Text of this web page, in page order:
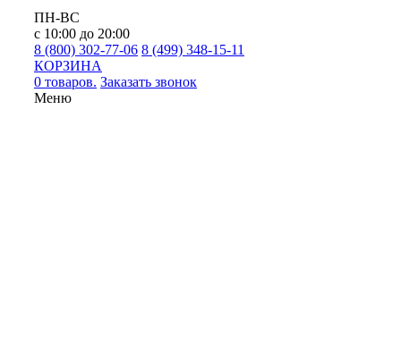
ПН-ВС
с 10:00 до 20:00
8 (800) 302-77-06 8 (499) 348-15-11
КОРЗИНА
0 товаров. Заказать звонок
Меню